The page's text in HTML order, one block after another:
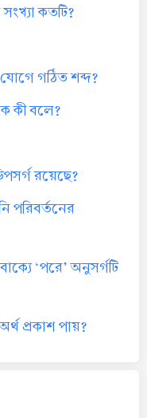
কতটি?
গঠিত শব্দ?
কী বলে?
রয়েছে?
পরিবর্তনের
‘পরে’ অনুসর্গটি
প্রকাশ পায়?